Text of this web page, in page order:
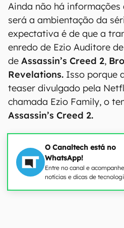
Ainda não há
será a ambientação da
expectativa é de que a
enredo de Ezio Auditore
de Assassin’s Creed 2,
Revelations. Isso porque
teaser divulgado pela
chamada Ezio Family, o
Assassin’s Creed 2.
O Canaltech está no
WhatsApp!
Entre no canal e acompanhe
notícias e dicas de